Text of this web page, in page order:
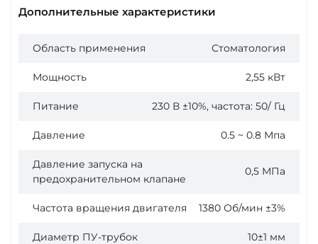
Дополнительные характеристики
Область применения Стоматология
Мощность 2,55 кВт
Питание 230 В ±10%, частота: 50/ Гц
Давление 0.5 ~ 0.8 Мпа
Давление запуска на
предохранительном клапане
0,5 МПа
Частота вращения двигателя 1380 Об/мин ±3%
Диаметр ПУ-трубок 10±1 мм